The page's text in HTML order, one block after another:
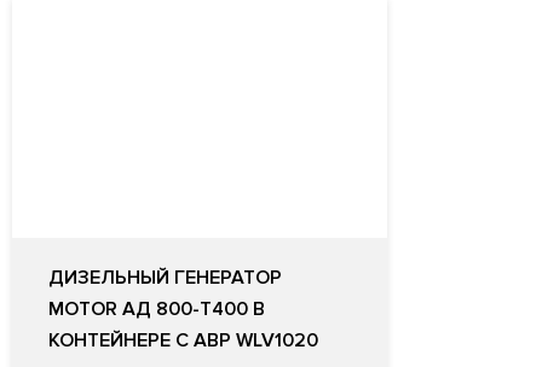
ДИЗЕЛЬНЫЙ ГЕНЕРАТОР
MOTOR АД 800-Т400 В
КОНТЕЙНЕРЕ С АВР WLV1020